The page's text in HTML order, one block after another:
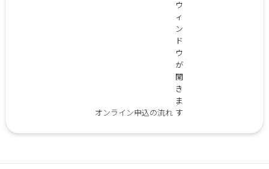
オンライン申込の流れ